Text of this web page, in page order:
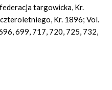
targowicka, Kr.
Kr. 1896; Vol.
699, 717, 720, 725, 732,